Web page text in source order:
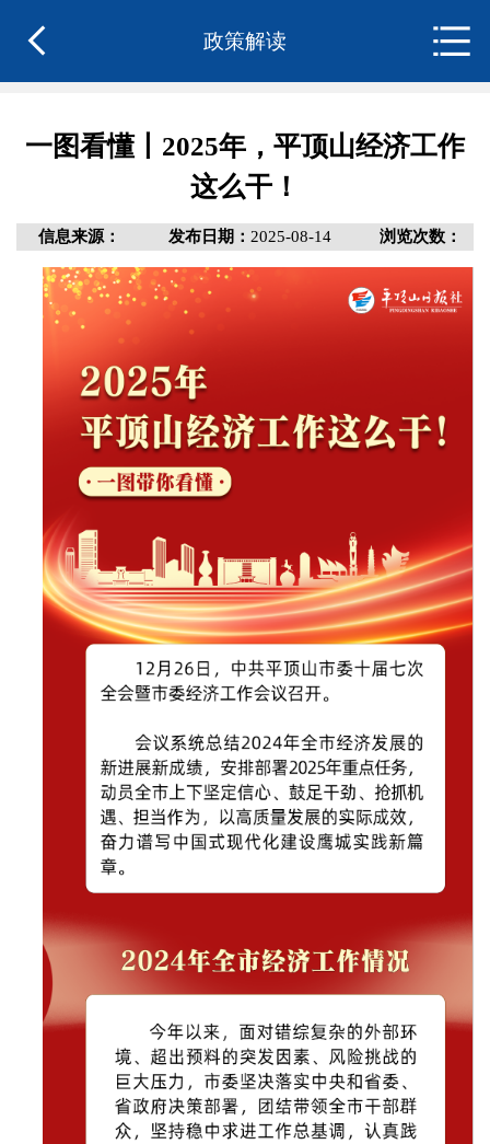
政策解读
一图看懂丨2025年，平顶山经济工作
这么干！
信息来源： 发布日期： 2025-08-14 浏览次数：